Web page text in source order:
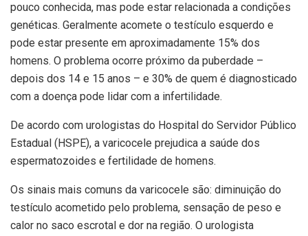
pouco conhecida, mas pode estar relacionada a condições
genéticas. Geralmente acomete o testículo esquerdo e
pode estar presente em aproximadamente 15% dos
homens. O problema ocorre próximo da puberdade –
depois dos 14 e 15 anos – e 30% de quem é diagnosticado
com a doença pode lidar com a infertilidade.
De acordo com urologistas do Hospital do Servidor Público
Estadual (HSPE), a varicocele prejudica a saúde dos
espermatozoides e fertilidade de homens.
Os sinais mais comuns da varicocele são: diminuição do
testículo acometido pelo problema, sensação de peso e
calor no saco escrotal e dor na região. O urologista